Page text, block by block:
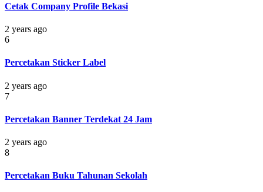
Cetak Company Profile Bekasi
2 years ago
6
Percetakan Sticker Label
2 years ago
7
Percetakan Banner Terdekat 24 Jam
2 years ago
8
Percetakan Buku Tahunan Sekolah